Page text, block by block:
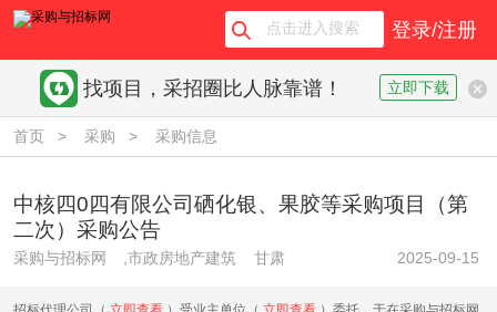
登录/注册
找项目，采招圈比人脉靠谱！ 立即下载
首页 > 采购 > 采购信息
中核四0四有限公司硒化银、果胶等采购项目（第
二次）采购公告
采购与招标网 ,市政房地产建筑 甘肃 2025-09-15